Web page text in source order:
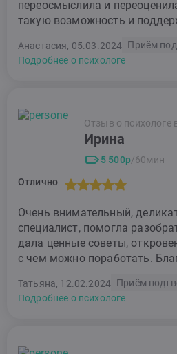
переосмыслила и
такую возможность и
Анастасия, 05.03.2024 Приём
Подробнее о психологе
Отзыв о психологе
Ирина
5 500р/60мин
Отлично
Очень внимательный,
специалист, помогла
дала ценные советы,
с чем можно поработать.
Татьяна, 12.02.2024 Приём
Подробнее о психологе